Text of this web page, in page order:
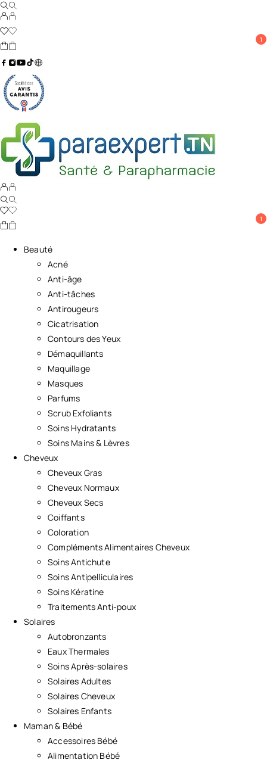
1
1
Beauté
Acné
Anti-âge
Anti-tâches
Antirougeurs
Cicatrisation
Contours des Yeux
Démaquillants
Maquillage
Masques
Parfums
Scrub Exfoliants
Soins Hydratants
Soins Mains & Lèvres
Cheveux
Cheveux Gras
Cheveux Normaux
Cheveux Secs
Coiffants
Coloration
Compléments Alimentaires Cheveux
Soins Antichute
Soins Antipelliculaires
Soins Kératine
Traitements Anti-poux
Solaires
Autobronzants
Eaux Thermales
Soins Après-solaires
Solaires Adultes
Solaires Cheveux
Solaires Enfants
Maman & Bébé
Accessoires Bébé
Alimentation Bébé